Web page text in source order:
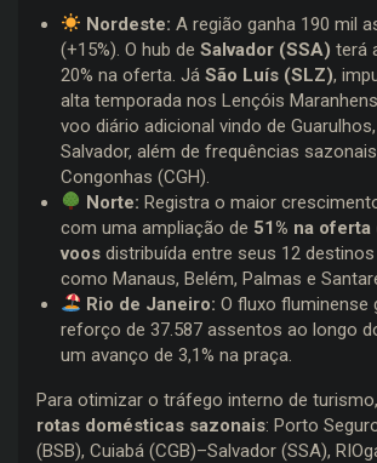
Nordeste: A região ganha 190 mil
(+15%). O hub de Salvador (SSA) terá
20% na oferta. Já São Luís (SLZ),
alta temporada nos Lençóis
voo diário adicional vindo de
Salvador, além de frequências
Congonhas (CGH).
Norte: Registra o maior
com uma ampliação de 51% na oferta
voos distribuída entre seus 12
como Manaus, Belém, Palmas e
Rio de Janeiro: O fluxo fluminense
reforço de 37.587 assentos ao longo
um avanço de 3,1% na praça.
Para otimizar o tráfego interno de
rotas domésticas sazonais: Porto
(BSB), Cuiabá (CGB)–Salvador (SSA),